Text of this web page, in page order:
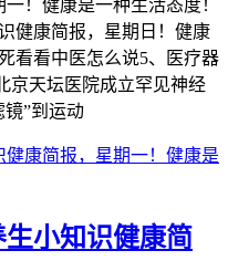
！健康是一种生活态度！
健康简报，星期日！健康
看看中医怎么说5、医疗器
京天坛医院成立罕见神经
”到运动
生小知识健康简